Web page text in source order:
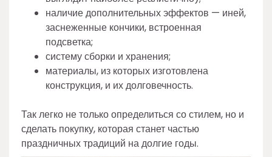
наличие дополнительных эффектов — иней,
заснеженные кончики, встроенная
подсветка;
систему сборки и хранения;
материалы, из которых изготовлена
конструкция, и их долговечность.
Так легко не только определиться со стилем, но и
сделать покупку, которая станет частью
праздничных традиций на долгие годы.